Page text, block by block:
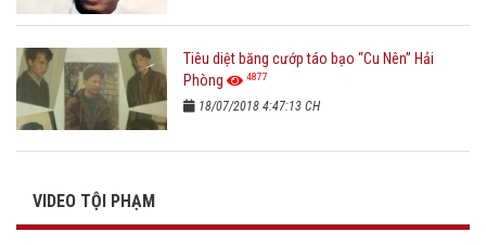
Tiêu diệt băng cướp táo bạo “Cu Nên” Hải
Phòng
4877
18/07/2018 4:47:13 CH
VIDEO TỘI PHẠM